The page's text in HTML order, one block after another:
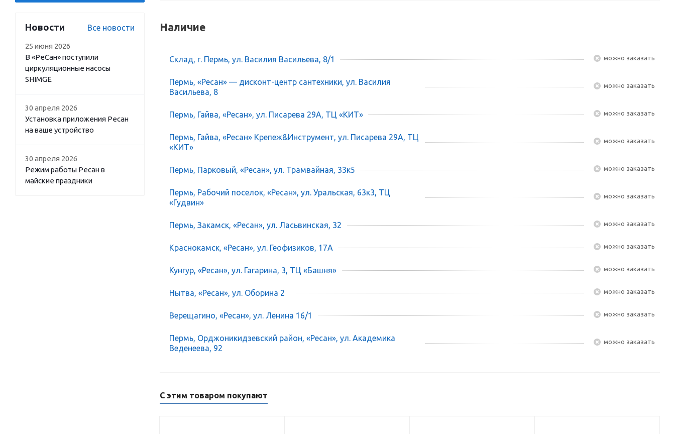
Наличие
Склад, г. Пермь, ул. Василия Васильева, 8/1 Можно заказать
Пермь, «Ресан» — дисконт-центр сантехники, ул. Василия
Васильева, 8
Можно заказать
Пермь, Гайва, «Ресан», ул. Писарева 29А, ТЦ «КИТ» Можно заказать
Пермь, Гайва, «Ресан» Крепеж&Инструмент, ул. Писарева 29А, ТЦ
«КИТ»
Можно заказать
Пермь, Парковый, «Ресан», ул. Трамвайная, 33к5 Можно заказать
Пермь, Рабочий поселок, «Ресан», ул. Уральская, 63к3, ТЦ
«Гудвин»
Можно заказать
Пермь, Закамск, «Ресан», ул. Ласьвинская, 32 Можно заказать
Краснокамск, «Ресан», ул. Геофизиков, 17А Можно заказать
Кунгур, «Ресан», ул. Гагарина, 3, ТЦ «Башня» Можно заказать
Нытва, «Ресан», ул. Оборина 2 Можно заказать
Верещагино, «Ресан», ул. Ленина 16/1 Можно заказать
Пермь, Орджоникидзевский район, «Ресан», ул. Академика
Веденеева, 92
Можно заказать
С этим товаром покупают
Новости Все новости
25 июня 2026
В «РеСан» поступили
циркуляционные насосы
SHIMGE
30 апреля 2026
Установка приложения Ресан
на ваше устройство
30 апреля 2026
Режим работы Ресан в
майские праздники